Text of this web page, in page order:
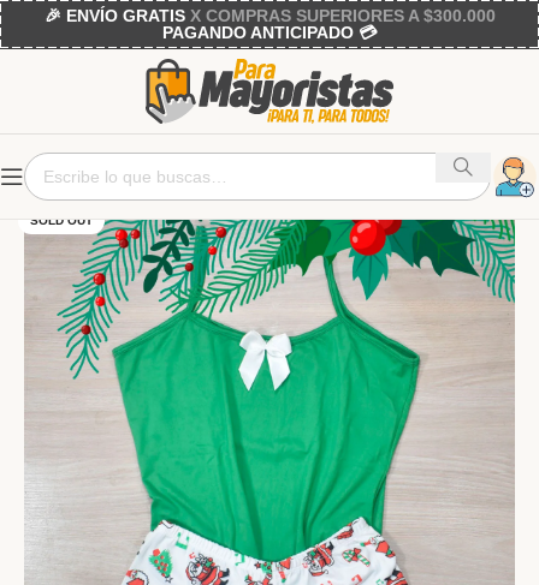
🎉 ENVÍO GRATISX COMPRAS SUPERIORES A $300.000
PAGANDO ANTICIPADO 💳
SOLD OUT